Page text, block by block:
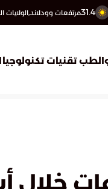
31.4مرتفعات وودلاند,الولايات
تقنيات تكنولوجيا